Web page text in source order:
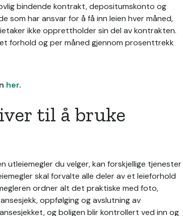
bindende kontrakt, depositumskonto og
som har ansvar for å få inn leien hver måned,
ikke opprettholder sin del av kontrakten.
forhold og per måned gjennom prosenttrekk
her.
til å bruke
utleiemegler du velger, kan forskjellige tjenester
skal forvalte alle deler av et leieforhold
ordner alt det praktiske med foto,
oppfølging og avslutning av
og boligen blir kontrollert ved inn og